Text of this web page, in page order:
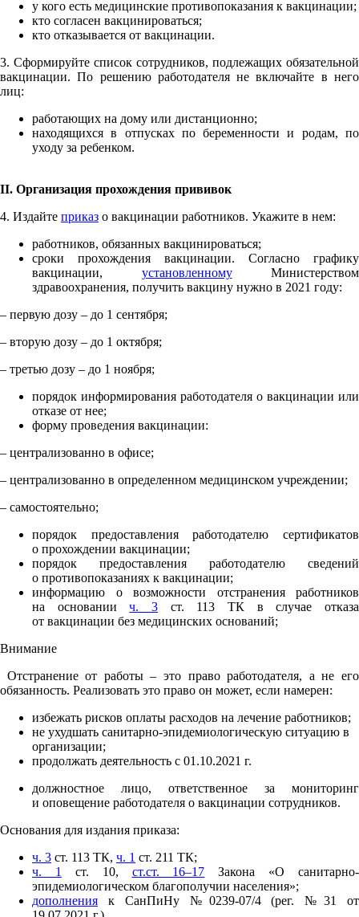
у кого есть медицинские противопоказания к вакцинации;
кто согласен вакцинироваться;
кто отказывается от вакцинации.
3. Сформируйте список сотрудников, подлежащих обязательной
вакцинации. По решению работодателя не включайте в него
лиц:
работающих на дому или дистанционно;
находящихся в отпусках по беременности и родам, по
уходу за ребенком.
II. Организация прохождения прививок
4. Издайте приказ о вакцинации работников. Укажите в нем:
работников, обязанных вакцинироваться;
сроки прохождения вакцинации. Согласно графику
вакцинации, установленномуМинистерством
здравоохранения, получить вакцину нужно в 2021 году:
– первую дозу – до 1 сентября;
– вторую дозу – до 1 октября;
– третью дозу – до 1 ноября;
порядок информирования работодателя о вакцинации или
отказе от нее;
форму проведения вакцинации:
– централизованно в офисе;
– централизованно в определенном медицинском учреждении;
– самостоятельно;
порядок предоставления работодателю сертификатов
о прохождении вакцинации;
порядок предоставления работодателю сведений
о противопоказаниях к вакцинации;
информацию о возможности отстранения работников
на основаниич. 3 ст. 113 ТК в случае отказа
от вакцинации без медицинских оснований;
Внимание
Отстранение от работы – это право работодателя, а не его
обязанность. Реализовать это право он может, если намерен:
избежать рисков оплаты расходов на лечение работников;
не ухудшать санитарно-эпидемиологическую ситуацию в
организации;
продолжать деятельность с 01.10.2021 г.
должностное лицо, ответственное за мониторинг
и оповещение работодателя о вакцинации сотрудников.
Основания для издания приказа:
ч. 3 ст. 113 ТК, ч. 1 ст. 211 ТК;
ч. 1
ст. 10, ст.ст. 16–17 Закона «О санитарно-
эпидемиологическом благополучии населения»;
дополнения к СанПиНу №0239-07/4 (рег. №31 от